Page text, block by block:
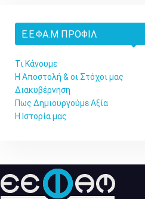
Ε.Ε.ΦΑ.Μ ΠΡΟΦΊΛ
Τι Κάνουμε
Η Αποστολή & οι Στόχοι μας
Διακυβέρνηση
Πως Δημιουργούμε Αξία
Η Ιστορία μας